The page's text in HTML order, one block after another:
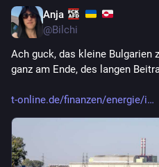
Anja
@Bilchi
Ach guck, das kleine Bulgarien
ganz am Ende, des langen
t-online.de/finanzen/energie/i